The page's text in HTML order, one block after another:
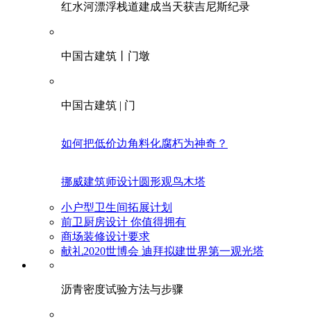
红水河漂浮栈道建成当天获吉尼斯纪录
中国古建筑丨门墩
中国古建筑 | 门
如何把低价边角料化腐朽为神奇？
挪威建筑师设计圆形观鸟木塔
小户型卫生间拓展计划
前卫厨房设计 你值得拥有
商场装修设计要求
献礼2020世博会 迪拜拟建世界第一观光塔
​沥青密度试验方法与步骤